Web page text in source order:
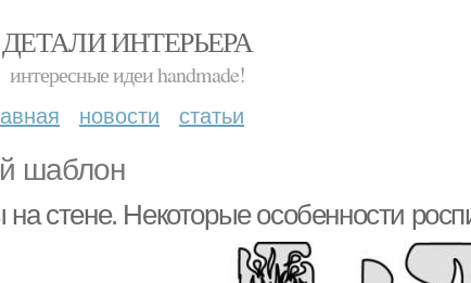
ДЕТАЛИ ИНТЕРЬЕРА
интересные идеи handmade!
новости статьи
шаблон
на стене. Некоторые особенности